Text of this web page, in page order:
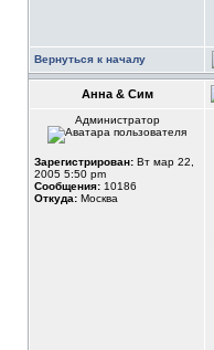
Вернуться к началу
Анна & Сим
Администратор
Зарегистрирован: Вт мар 22,
2005 5:50 pm
Сообщения: 10186
Откуда: Москва